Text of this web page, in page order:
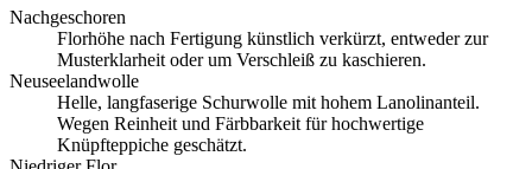
Nachgeschoren
Florhöhe nach Fertigung künstlich verkürzt, entweder zur
Musterklarheit oder um Verschleiß zu kaschieren.
Neuseelandwolle
Helle, langfaserige Schurwolle mit hohem Lanolinanteil.
Wegen Reinheit und Färbbarkeit für hochwertige
Knüpfteppiche geschätzt.